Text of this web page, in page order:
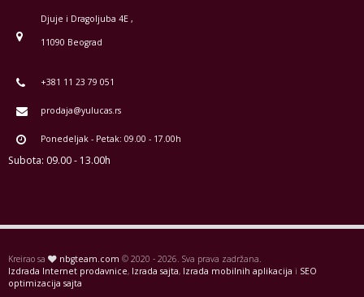
Djuje i Dragoljuba 4E ,
11090 Beograd
+381 11 23 79 051
prodaja@yulucas.rs
Ponedeljak - Petak: 09.00 - 17.00h
Subota: 09.00 - 13.00h
Kreirao sa nbgteam.com © 2020 - 2026. Sva prava zadržana.
Izdrada Internet prodavnice, Izrada sajta, Izrada mobilnih aplikacija i SEO
optimizacija sajta